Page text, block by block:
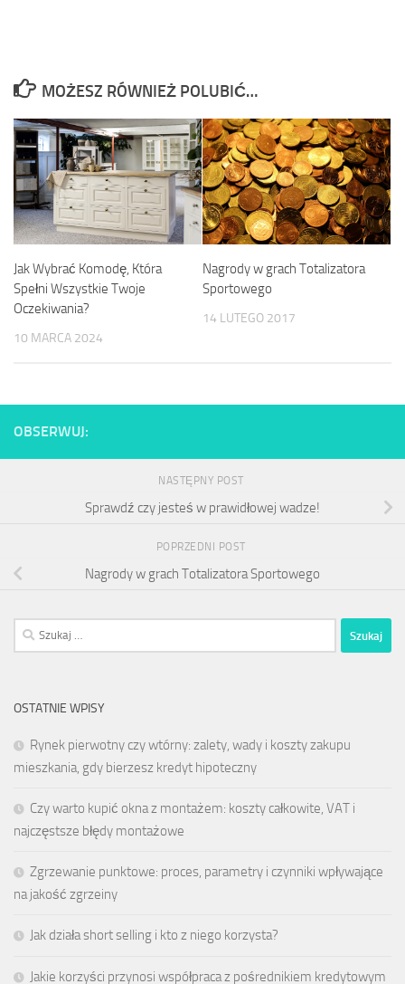
MOŻESZ RÓWNIEŻ POLUBIĆ…
Jak Wybrać Komodę, Która
Spełni Wszystkie Twoje
Oczekiwania?
10 MARCA 2024
Nagrody w grach Totalizatora
Sportowego
14 LUTEGO 2017
OBSERWUJ:
NASTĘPNY POST
Sprawdź czy jesteś w prawidłowej wadze!
POPRZEDNI POST
Nagrody w grach Totalizatora Sportowego
Szukaj:
OSTATNIE WPISY
Rynek pierwotny czy wtórny: zalety, wady i koszty zakupu
mieszkania, gdy bierzesz kredyt hipoteczny
Czy warto kupić okna z montażem: koszty całkowite, VAT i
najczęstsze błędy montażowe
Zgrzewanie punktowe: proces, parametry i czynniki wpływające
na jakość zgrzeiny
Jak działa short selling i kto z niego korzysta?
Jakie korzyści przynosi współpraca z pośrednikiem kredytowym